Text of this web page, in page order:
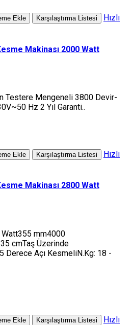
Ekle Karşılaştırma Listesi
Hızlı
Makinası 2000 Watt
Testere Mengeneli 3800 Devir-
Hz 2 Yıl Garanti..
Ekle Karşılaştırma Listesi
Hızlı
Makinası 2800 Watt
Watt355 mm4000
cmTaş Üzerinde
Derece Açı KesmeliN.Kg: 18 -
Ekle Karşılaştırma Listesi Hızlı